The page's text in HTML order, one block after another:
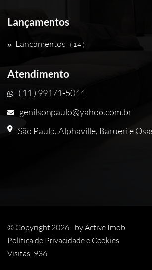
Lançamentos
Lançamentos ( 14 )
Atendimento
( 11 ) 99171-5044
genilsonpaulo@yahoo.com.br
São Paulo, Alphaville, Barueri e
© Copyright 2026 - byActive Imob
Política de Privacidade e Cookies
Visitas: 936